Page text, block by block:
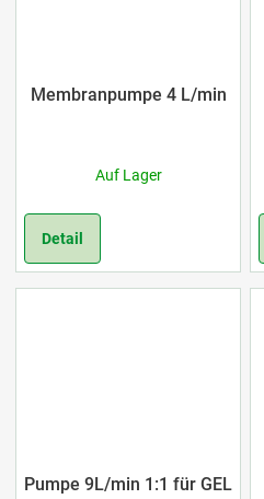
Membranpumpe 4 L/min
Auf Lager
Detail
Pumpe 9L/min 1:1 für GEL